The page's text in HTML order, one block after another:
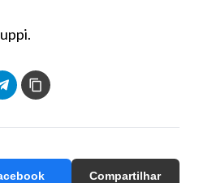
Compartilhar